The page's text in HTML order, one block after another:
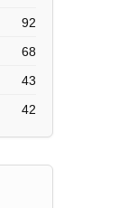
92
68
43
42